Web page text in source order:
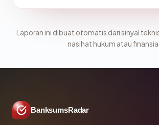
Laporan ini dibuat otomatis dari sinyal
nasihat hukum atau finansial.
BanksumsRadar